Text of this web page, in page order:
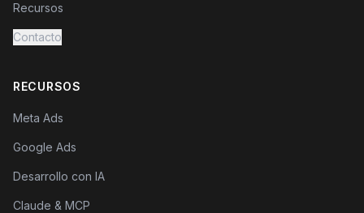
Recursos
Contacto
RECURSOS
Meta Ads
Google Ads
Desarrollo con IA
Claude & MCP